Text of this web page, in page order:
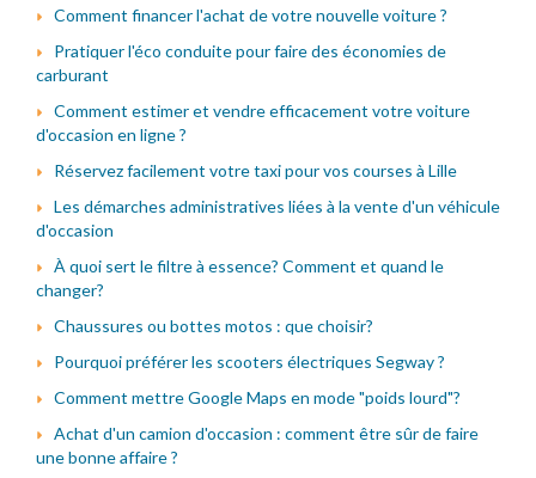
Comment financer l'achat de votre nouvelle voiture ?
Pratiquer l'éco conduite pour faire des économies de
carburant
Comment estimer et vendre efficacement votre voiture
d'occasion en ligne ?
Réservez facilement votre taxi pour vos courses à Lille
Les démarches administratives liées à la vente d'un véhicule
d'occasion
À quoi sert le filtre à essence? Comment et quand le
changer?
Chaussures ou bottes motos : que choisir?
Pourquoi préférer les scooters électriques Segway ?
Comment mettre Google Maps en mode "poids lourd"?
Achat d'un camion d'occasion : comment être sûr de faire
une bonne affaire ?